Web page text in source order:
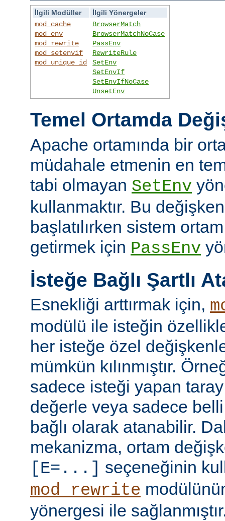
İlgili Modüller
İlgili Yönergeler
mod_cache
mod_env
mod_rewrite
mod_setenvif
mod_unique_id
BrowserMatch
BrowserMatchNoCase
PassEnv
RewriteRule
SetEnv
SetEnvIf
SetEnvIfNoCase
UnsetEnv
Temel Ortamda
Apache ortamında bir
müdahale etmenin en
tabi olmayan SetEnv
kullanmaktır. Bu
başlatılırken sistem
getirmek için PassEnv
İsteğe Bağlı Şartlı
Esnekliği arttırmak için,
modülü ile isteğin
her isteğe özel
mümkün kılınmıştır.
sadece isteği yapan
değerle veya sadece belli
bağlı olarak atanabilir.
mekanizma, ortam
[E=...] seçeneğinin
mod_rewrite
yönergesi ile